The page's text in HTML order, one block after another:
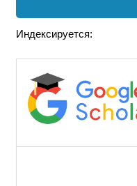
Индексируется: